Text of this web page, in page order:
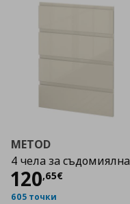
METOD
4 чела за съдомиялна
120,65€
Цена
605 точки